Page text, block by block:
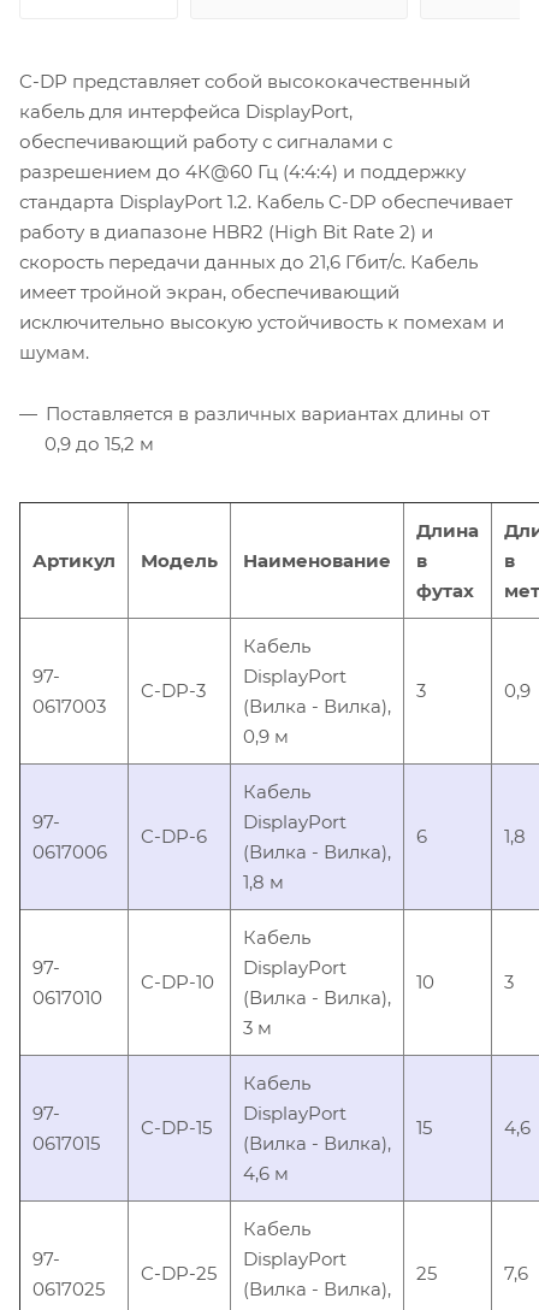
C-DP представляет собой высококачественный
кабель для интерфейса DisplayPort,
обеспечивающий работу с сигналами с
разрешением до 4К@60 Гц (4:4:4) и поддержку
стандарта DisplayPort 1.2. Кабель C-DP обеспечивает
работу в диапазоне HBR2 (High Bit Rate 2) и
скорость передачи данных до 21,6 Гбит/с. Кабель
имеет тройной экран, обеспечивающий
исключительно высокую устойчивость к помехам и
шумам.
Поставляется в различных вариантах длины от
0,9 до 15,2 м
Артикул Модель Наименование
Длина
в
футах
в
97-
0617003
C-DP-3
Кабель
DisplayPort
(Вилка - Вилка),
0,9 м
3 0,9
97-
0617006
C-DP-6
Кабель
DisplayPort
(Вилка - Вилка),
1,8 м
6 1,8
97-
0617010
C-DP-10
Кабель
DisplayPort
(Вилка - Вилка),
3 м
10 3
97-
0617015
C-DP-15
Кабель
DisplayPort
(Вилка - Вилка),
4,6 м
15 4,6
97-
0617025
C-DP-25
Кабель
DisplayPort
(Вилка - Вилка),
25 7,6